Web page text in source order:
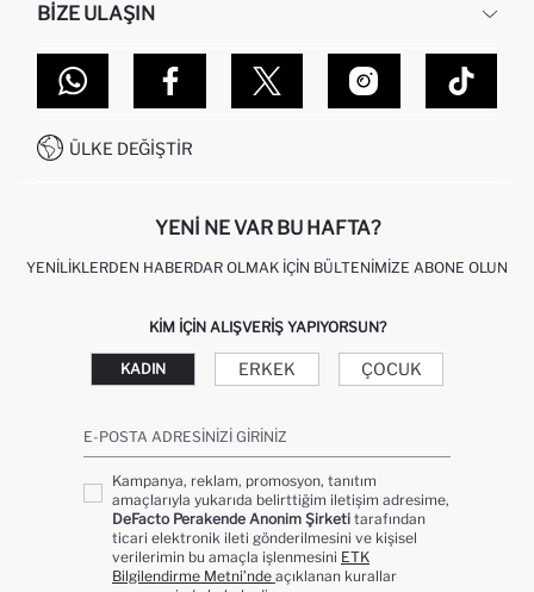
KURUMSAL SATIŞ
DEFACTO TEKNOLOJI
SITEMAP
SIPARIŞIMI NASIL TAKIP EDERIM?
NASIL İADE EDERIM?
GIFT CLUB SIKÇA SORULAN SORULAR
İŞLEM REHBERI
KAMPANYALAR
BIZE ULAŞIN
MAĞAZALARIMIZ
İLETIŞIM FORMU
0850 333 22 86
ÜLKE DEĞIŞTIR
YENI NE VAR BU HAFTA?
YENILIKLERDEN HABERDAR OLMAK İÇIN BÜLTENIMIZE ABONE OLUN
KIM IÇIN ALIŞVERIŞ YAPIYORSUN?
KADIN ERKEK ÇOCUK
E-POSTA ADRESINIZI GIRINIZ
Kampanya, reklam, promosyon, tanıtım
amaçlarıyla yukarıda belirttiğim iletişim adresime,
DeFacto Perakende Anonim Şirketi tarafından
ticari elektronik ileti gönderilmesini ve kişisel
verilerimin bu amaçla işlenmesini ETK
Bilgilendirme Metni’nde açıklanan kurallar